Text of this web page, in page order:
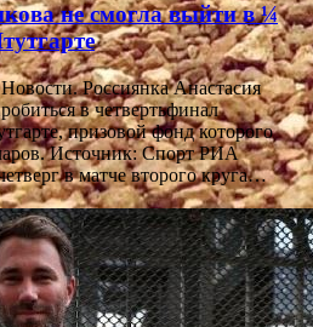
не смогла выйти в ¼
Россиянка Анастасия
в четвертьфинал
призовой фонд которого
Источник: Спорт РИА
в матче второго круга…